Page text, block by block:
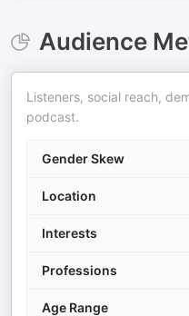
Audience
Listeners, social reach,
podcast.
Gender Skew
Location
Interests
Professions
Age Range